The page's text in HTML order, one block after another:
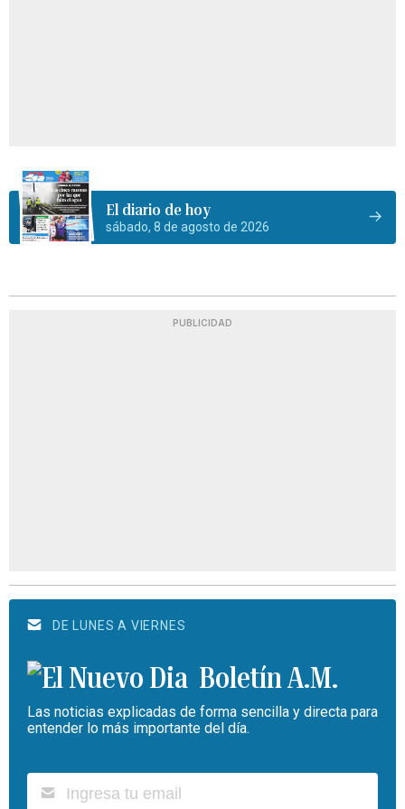
El diario de hoy
sábado, 8 de agosto de 2026
PUBLICIDAD
DE LUNES A VIERNES
Boletín A.M.
Las noticias explicadas de forma sencilla y directa para
entender lo más importante del día.